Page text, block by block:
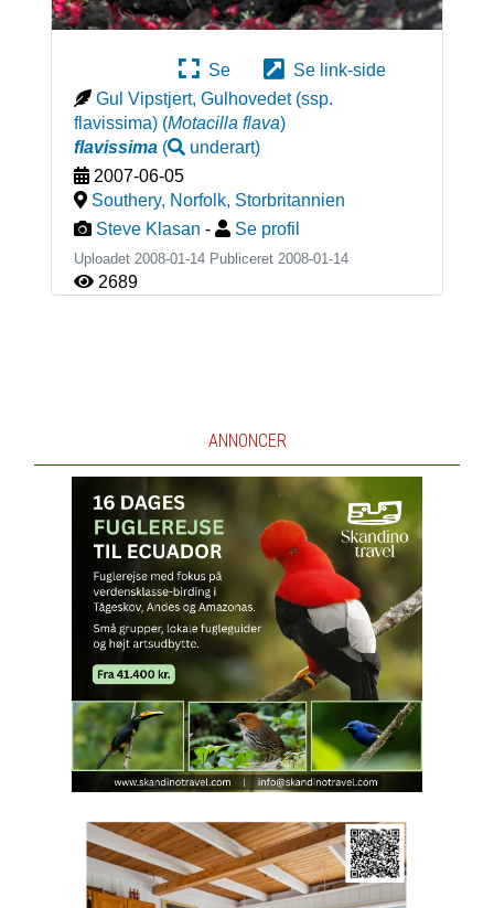
Se
Se link-side
Gul Vipstjert, Gulhovedet (ssp.
flavissima) (Motacilla flava)
flavissima( underart)
2007-06-05
Southery, Norfolk, Storbritannien
Steve Klasan - Se profil
Uploadet 2008-01-14 Publiceret 2008-01-14
2689
ANNONCER